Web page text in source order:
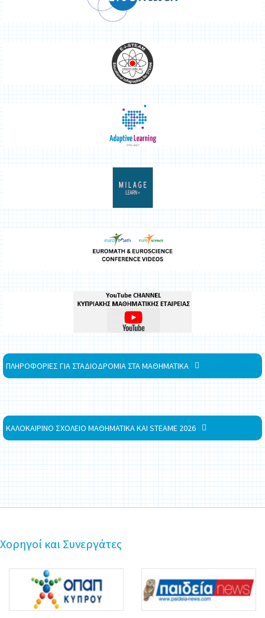
ΠΛΗΡΟΦΟΡΙΕΣ ΓΙΑ ΣΤΑΔΙΟΔΡΟΜΙΑ ΣΤΑ ΜΑΘΗΜΑΤΙΚΑ
ΚΑΛΟΚΑΙΡΙΝΟ ΣΧΟΛΕΙΟ ΜΑΘΗΜΑΤΙΚΑ ΚΑΙ STEAME 2026
Χορηγοί και Συνεργάτες